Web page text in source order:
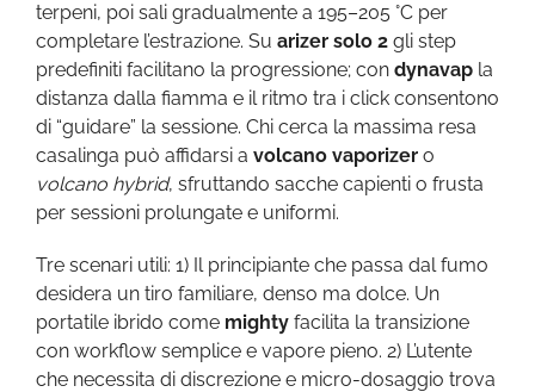
terpeni, poi sali gradualmente a 195–205 °C per
completare l’estrazione. Su arizer solo 2 gli step
predefiniti facilitano la progressione; con dynavap la
distanza dalla fiamma e il ritmo tra i click consentono
di “guidare” la sessione. Chi cerca la massima resa
casalinga può affidarsi a volcano vaporizer o
volcano hybrid, sfruttando sacche capienti o frusta
per sessioni prolungate e uniformi.
Tre scenari utili: 1) Il principiante che passa dal fumo
desidera un tiro familiare, denso ma dolce. Un
portatile ibrido come mighty facilita la transizione
con workflow semplice e vapore pieno. 2) L’utente
che necessita di discrezione e micro-dosaggio trova